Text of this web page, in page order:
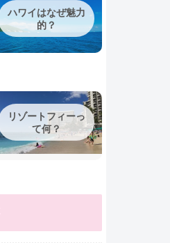
ハワイはなぜ魅力
的？
リゾートフィーっ
て何？